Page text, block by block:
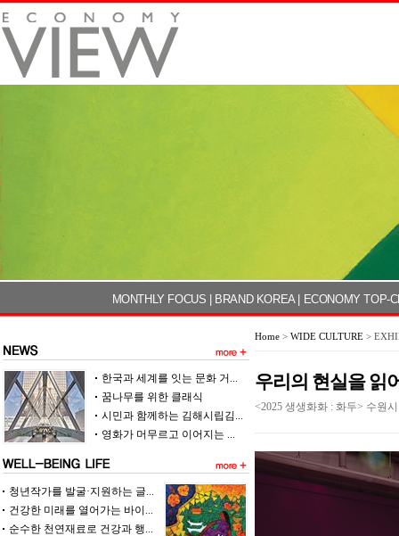
MONTHLY FOCUS BRAND KOREA| ECONOMY TOP-
한국과 세계를 잇는 문화 거...
꿈나무를 위한 클래식
시민과 함께하는 김해시립김...
영화가 머무르고 이어지는 ...
청년작가를 발굴·지원하는 글...
건강한 미래를 열어가는 바이...
순수한 천연재료로 건강과 행...
Home > WIDE CULTURE >
우리의 현실을 읽
<2025 생생화화 : 화두> 수원